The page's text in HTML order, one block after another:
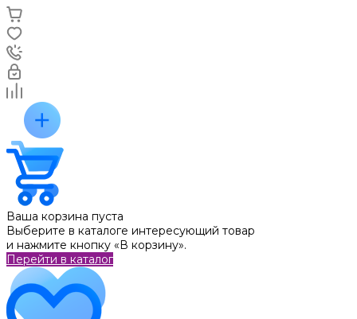
Ваша корзина пуста
Выберите в каталоге интересующий товар
и нажмите кнопку «В корзину».
Перейти в каталог